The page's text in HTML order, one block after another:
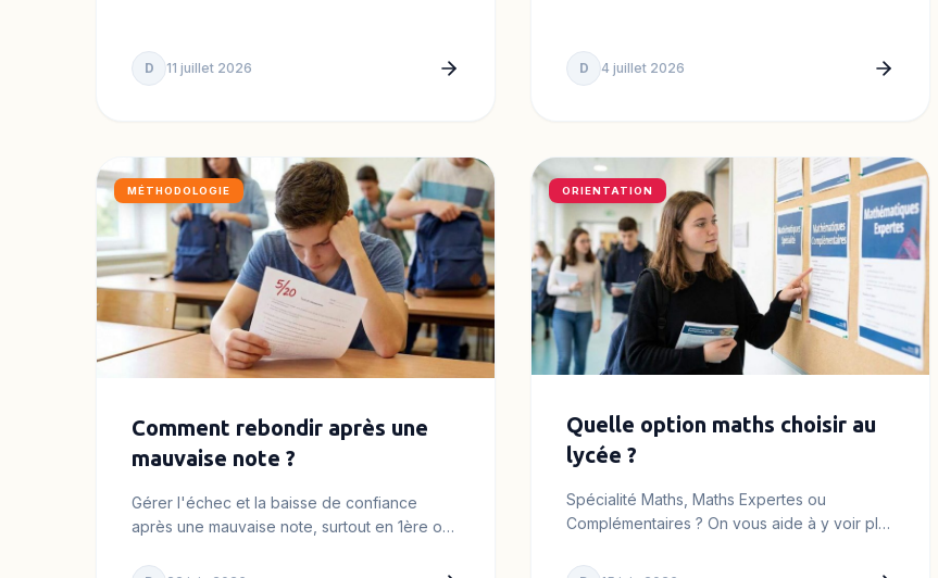
D 11 juillet 2026 D 4 juillet 2026
MÉTHODOLOGIE
Comment rebondir après une
mauvaise note ?
Gérer l'échec et la baisse de confiance
après une mauvaise note, surtout en 1ère ou
ORIENTATION
Quelle option maths choisir au
lycée ?
Spécialité Maths, Maths Expertes ou
Complémentaires ? On vous aide à y voir plus